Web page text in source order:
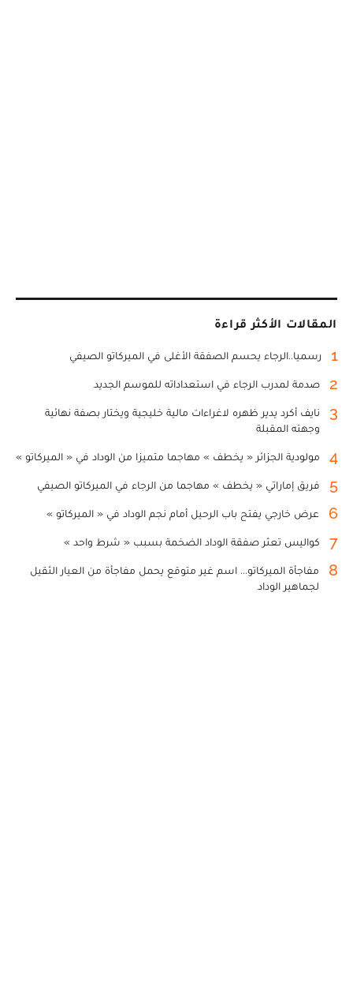
المقالات الأكثر قراءة
1 رسميا..الرجاء يحسم الصفقة الأغلى في الميركاتو الصيفي
2 صدمة لمدرب الرجاء في استعداداته للموسم الجديد
3
نايف أكرد يدير ظهره لاغراءات مالية خليجية ويختار بصفة نهائية
وجهته المقبلة
4 مولودية الجزائر « يخطف » مهاجما متميزا من الوداد في « الميركاتو »
5 فريق إماراتي « يخطف » مهاجما من الرجاء في الميركاتو الصيفي
6 عرض خارجي يفتح باب الرحيل أمام نجم الوداد في « الميركاتو »
7 كواليس تعثر صفقة الوداد الضخمة بسبب « شرط واحد »
8
مفاجأة الميركاتو... اسم غير متوقع يحمل مفاجأة من العيار الثقيل
لجماهير الوداد